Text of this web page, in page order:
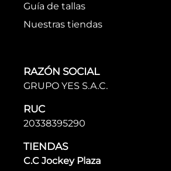
Guía de tallas
Nuestras tiendas
RAZÓN SOCIAL
GRUPO YES S.A.C.
RUC
20338395290
TIENDAS
C.C Jockey Plaza